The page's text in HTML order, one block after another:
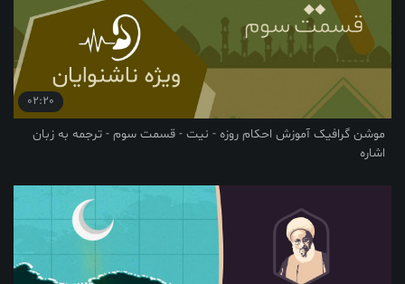
02:20
موشن گرافیک آموزش احکام روزه - نیت - قسمت سوم - ترجمه به زبان
اشاره